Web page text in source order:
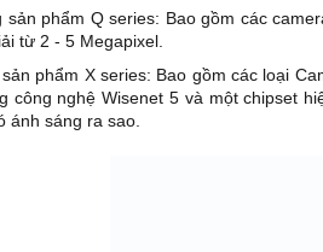
phẩm Q series: Bao gồm các
từ 2 - 5 Megapixel.
phẩm X series: Bao gồm các loại
công nghệ Wisenet 5 và một chipset
ánh sáng ra sao.